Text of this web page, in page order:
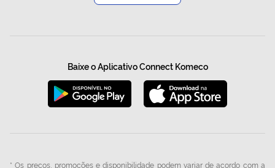
Baixe o Aplicativo Connect Komeco
* Os preços, promoções e disponibilidade podem variar de acordo com a